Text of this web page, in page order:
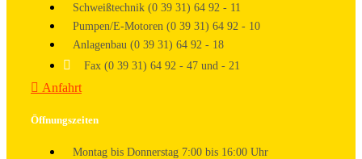
Schweißtechnik (0 39 31) 64 92 - 11
Pumpen/E-Motoren (0 39 31) 64 92 - 10
Anlagenbau (0 39 31) 64 92 - 18
Fax (0 39 31) 64 92 - 47 und - 21
Anfahrt
Öffnungszeiten
Montag bis Donnerstag 7:00 bis 16:00 Uhr